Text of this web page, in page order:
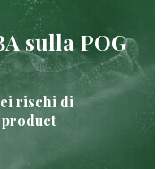
sulla POG
rischi di